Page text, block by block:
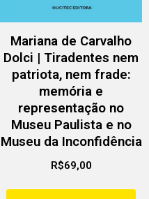
Mariana de Carvalho
Dolci | Tiradentes nem
patriota, nem frade:
memória e
representação no
Museu Paulista e no
Museu da Inconfidência
R$69,00